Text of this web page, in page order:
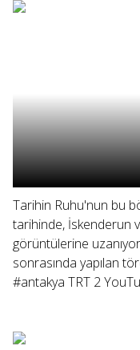
Tarihin Ruhu'nun bu
tarihinde, İskenderun
görüntülerine
sonrasında yapılan
#antakya TRT 2